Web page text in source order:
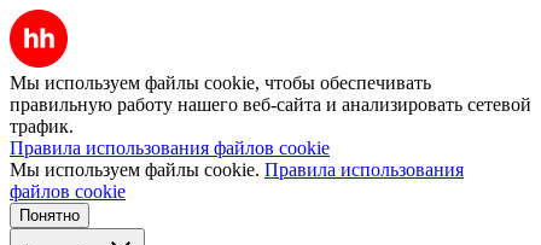
Мы используем файлы cookie, чтобы обеспечивать
правильную работу нашего веб-сайта и анализировать сетевой
трафик.
Правила использования файлов cookie
Мы используем файлы cookie. Правила использования
файлов cookie
Понятно